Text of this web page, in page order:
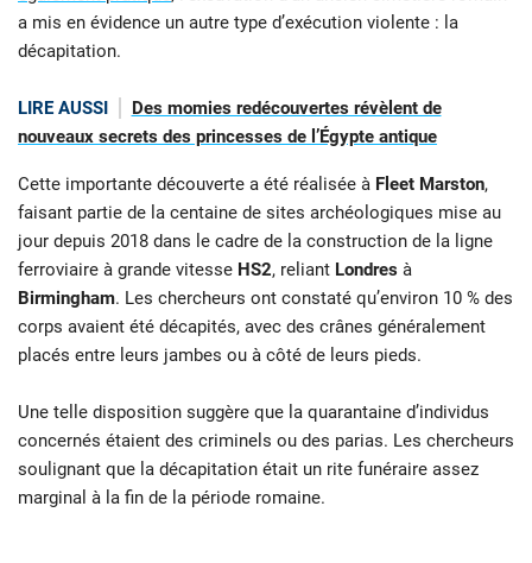
a mis en évidence un autre type d’exécution violente : la
décapitation.
LIRE AUSSI
Des momies redécouvertes révèlent de
nouveaux secrets des princesses de l’Égypte antique
Cette importante découverte a été réalisée à Fleet Marston,
faisant partie de la centaine de sites archéologiques mise au
jour depuis 2018 dans le cadre de la construction de la ligne
ferroviaire à grande vitesse HS2, reliant Londres à
Birmingham. Les chercheurs ont constaté qu’environ 10 % des
corps avaient été décapités, avec des crânes généralement
placés entre leurs jambes ou à côté de leurs pieds.
Une telle disposition suggère que la quarantaine d’individus
concernés étaient des criminels ou des parias. Les chercheurs
soulignant que la décapitation était un rite funéraire assez
marginal à la fin de la période romaine.